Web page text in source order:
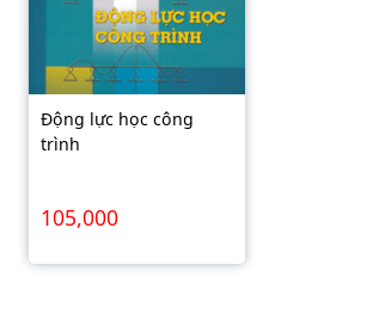
Động lực học công
trình
105,000